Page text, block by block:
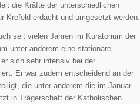
die Kräfte der unterschiedlichen
Krefeld erdacht und umgesetzt werden.
seit vielen Jahren im Kuratorium der
unter anderem eine stationäre
sich sehr intensiv bei der
Er war zudem entscheidend an der
die unter anderem die im Januar
in Trägerschaft der Katholischen